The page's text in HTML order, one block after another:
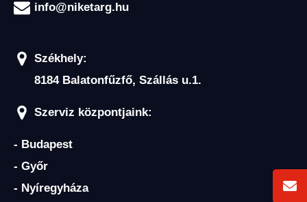
HC ÖNJÁRÓ OLLÓS
SZEMÉLYEMELŐ
info@niketarg.hu
Székhely:
8184 Balatonfűzfő, Szállás u.1.
Szerviz központjaink:
- Budapest
- Győr
- Nyíregyháza